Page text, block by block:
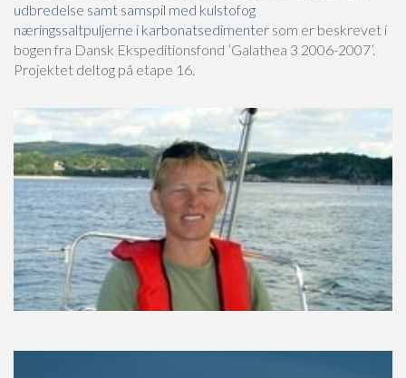
udbredelse samt samspil med kulstofog
næringssaltpuljerne i karbonatsedimenter som er beskrevet i
bogen fra Dansk Ekspeditionsfond ’Galathea 3 2006-2007’.
Projektet deltog på etape 16.